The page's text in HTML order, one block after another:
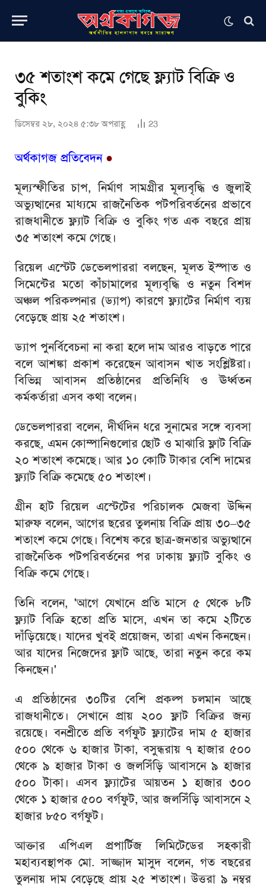
৩৫ শতাংশ কমে গেছে ফ্ল্যাট বিক্রি ও
বুকিং
ডিসেম্বর ২৮, ২০২৪ ৫:৩৮ অপরাহ্ণ 23
অর্থকাগজ প্রতিবেদন ●
মূল্যস্ফীতির চাপ, নির্মাণ সামগ্রীর মূল্যবৃদ্ধি ও জুলাই
অভ্যুত্থানের মাধ্যমে রাজনৈতিক পটপরিবর্তনের প্রভাবে
রাজধানীতে ফ্ল্যাট বিক্রি ও বুকিং গত এক বছরে প্রায়
৩৫ শতাংশ কমে গেছে।
রিয়েল এস্টেট ডেভেলপাররা বলছেন, মূলত ইস্পাত ও
সিমেন্টের মতো কাঁচামালের মূল্যবৃদ্ধি ও নতুন বিশদ
অঞ্চল পরিকল্পনার (ড্যাপ) কারণে ফ্ল্যাটের নির্মাণ ব্যয়
বেড়েছে প্রায় ২৫ শতাংশ।
ড্যাপ পুনর্বিবেচনা না করা হলে দাম আরও বাড়তে পারে
বলে আশঙ্কা প্রকাশ করেছেন আবাসন খাত সংশ্লিষ্টরা।
বিভিন্ন আবাসন প্রতিষ্ঠানের প্রতিনিধি ও ঊর্ধ্বতন
কর্মকর্তারা এসব কথা বলেন।
ডেভেলপাররা বলেন, দীর্ঘদিন ধরে সুনামের সঙ্গে ব্যবসা
করছে, এমন কোম্পানিগুলোর ছোট ও মাঝারি ফ্লাট বিক্রি
২০ শতাংশ কমেছে। আর ১০ কোটি টাকার বেশি দামের
ফ্ল্যাট বিক্রি কমেছে ৫০ শতাংশ।
গ্রীন হাট রিয়েল এস্টেটের পরিচালক মেজবা উদ্দিন
মারুফ বলেন, আগের ছরের তুলনায় বিক্রি প্রায় ৩০–৩৫
শতাংশ কমে গেছে। বিশেষ করে ছাত্র-জনতার অভ্যুত্থানে
রাজনৈতিক পটপরিবর্তনের পর ঢাকায় ফ্ল্যাট বুকিং ও
বিক্রি কমে গেছে।
তিনি বলেন, 'আগে যেখানে প্রতি মাসে ৫ থেকে ৮টি
ফ্ল্যাট বিক্রি হতো প্রতি মাসে, এখন তা কমে ২টিতে
দাঁড়িয়েছে। যাদের খুবই প্রয়োজন, তারা এখন কিনছেন।
আর যাদের নিজেদের ফ্লাট আছে, তারা নতুন করে কম
কিনছেন।'
এ প্রতিষ্ঠানের ৩০টির বেশি প্রকল্প চলমান আছে
রাজধানীতে। সেখানে প্রায় ২০০ ফ্লাট বিক্রির জন্য
রয়েছে। বনশ্রীতে প্রতি বর্গফুট ফ্ল্যাটের দাম ৫ হাজার
৫০০ থেকে ৬ হাজার টাকা, বসুন্ধরায় ৭ হাজার ৫০০
থেকে ৯ হাজার টাকা ও জলসিঁড়ি আবাসনে ৯ হাজার
৫০০ টাকা। এসব ফ্ল্যাটের আয়তন ১ হাজার ৩০০
থেকে ১ হাজার ৫০০ বর্গফুট, আর জলসিঁড়ি আবাসনে ২
হাজার ৮৫০ বর্গফুট।
আক্তার এপিএল প্রপার্টিজ লিমিটেডের সহকারী
মহাব্যবস্থাপক মো. সাজ্জাদ মাসুদ বলেন, গত বছরের
তুলনায় দাম বেড়েছে প্রায় ২৫ শতাংশ। উত্তরা ৯ নম্বর